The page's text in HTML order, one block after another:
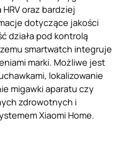
oraz bardziej
dotyczące jakości
działa pod kontrolą
smartwatch integruje
marki. Możliwe jest
lokalizowanie
migawki aparatu czy
zdrowotnych i
Xiaomi Home.